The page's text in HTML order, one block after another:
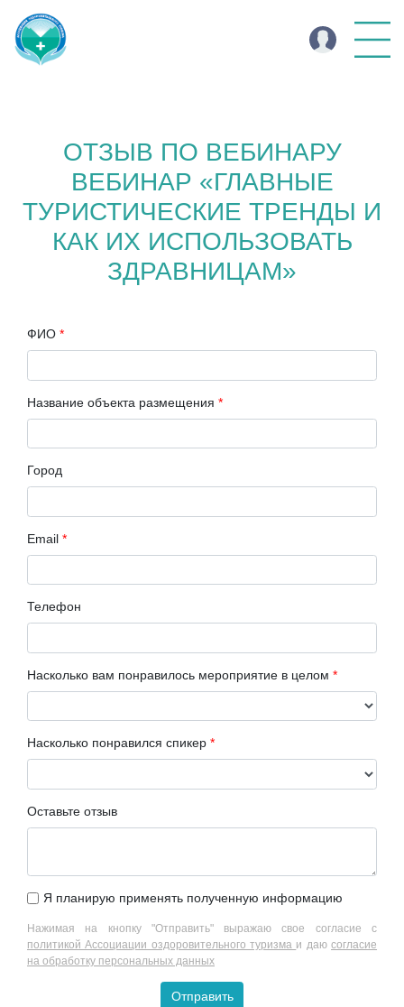
ОТЗЫВ ПО ВЕБИНАРУ
ВЕБИНАР «ГЛАВНЫЕ
ТУРИСТИЧЕСКИЕ ТРЕНДЫ И
КАК ИХ ИСПОЛЬЗОВАТЬ
ЗДРАВНИЦАМ»
ФИО *
Название объекта размещения *
Город
Email *
Телефон
Насколько вам понравилось мероприятие в целом *
Насколько понравился спикер *
Оставьте отзыв
Я планирую применять полученную информацию
Нажимая на кнопку "Отправить" выражаю свое согласие с
политикой Ассоциации оздоровительного туризма и даюсогласие
на обработку персональных данных
Отправить